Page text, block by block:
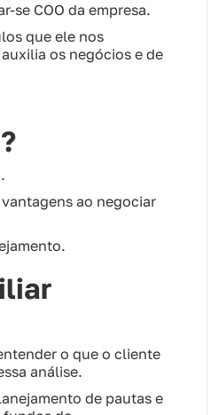
se COO da empresa.
que ele nos
os negócios e de
ao negociar
o que o cliente
análise.
de pautas e